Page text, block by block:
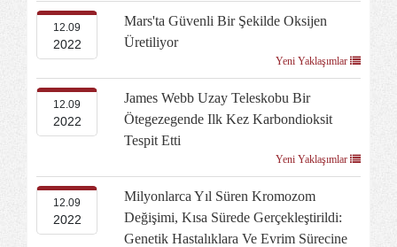
12.09
2022
Mars'ta Güvenli Bir Şekilde Oksijen
Üretiliyor
Yeni Yaklaşımlar
12.09
2022
James Webb Uzay Teleskobu Bir
Ötegezegende Ilk Kez Karbondioksit
Tespit Etti
Yeni Yaklaşımlar
12.09
2022
Milyonlarca Yıl Süren Kromozom
Değişimi, Kısa Sürede Gerçekleştirildi:
Genetik Hastalıklara Ve Evrim Sürecine